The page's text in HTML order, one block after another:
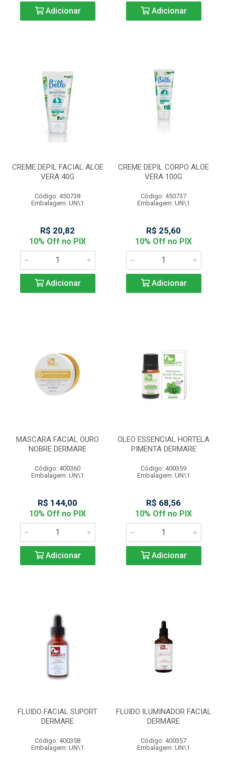
Adicionar Adicionar
CREME DEPIL FACIAL ALOE
VERA 40G
Código: 450738
Embalagem: UN\1
R$ 20,82
10% Off no PIX
Adicionar
CREME DEPIL CORPO ALOE
VERA 100G
Código: 450737
Embalagem: UN\1
R$ 25,60
10% Off no PIX
Adicionar
MASCARA FACIAL OURO
NOBRE DERMARE
Código: 400360
Embalagem: UN\1
R$ 144,00
10% Off no PIX
Adicionar
OLEO ESSENCIAL HORTELA
PIMENTA DERMARE
Código: 400359
Embalagem: UN\1
R$ 68,56
10% Off no PIX
Adicionar
FLUIDO FACIAL SUPORT
DERMARE
Código: 400358
Embalagem: UN\1
FLUIDO ILUMINADOR FACIAL
DERMARE
Código: 400357
Embalagem: UN\1